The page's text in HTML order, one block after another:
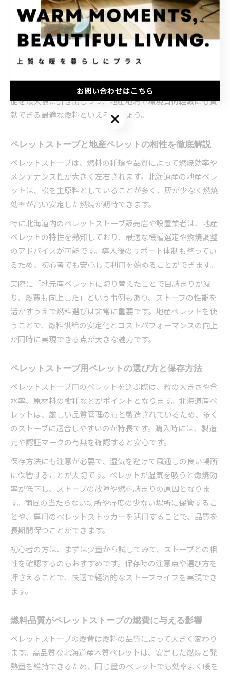
地域経済の活性化にもつながります。道庁や木質ペレット推
進協議会などが積極的に普及活動を行っているため、安心し
て導入検討ができる点も特徴です。実際に地産木質ペレット
いった声が多く寄せられています。
このように、北海道の木質ペレットはペレットストーブの性
能を最大限に引き出しつつ、地産地消や環境負荷軽減にも貢
献できる最適な燃料といえるでしょう。
ペレットストーブと地産ペレットの相性を徹底解説
ペレットストーブは、燃料の種類や品質によって燃焼効率や
メンテナンス性が大きく左右されます。北海道産の地産ペレ
ットは、松を主原料としていることが多く、灰が少なく燃焼
効率が高い安定した燃焼が期待できます。
特に北海道内のペレットストーブ販売店や設置業者は、地産
ペレットの特性を熟知しており、最適な機種選定や燃焼調整
のアドバイスが可能です。導入後のサポート体制も整ってい
るため、初心者でも安心して利用を始めることができます。
実際に「地元産ペレットに切り替えたことで目詰まりが減
り、燃費も向上した」という事例もあり、ストーブの性能を
活かすうえで燃料選びは非常に重要です。地産ペレットを使
うことで、燃料供給の安定化とコストパフォーマンスの向上
が同時に実現できる点が大きな魅力です。
ペレットストーブ用ペレットの選び方と保存方法
ペレットストーブ用のペレットを選ぶ際は、粒の大きさや含
水率、原材料の樹種などがポイントとなります。北海道産ペ
レットは、厳しい品質管理のもと製造されているため、多く
のストーブに適合しやすいのが特長です。購入時には、製造
元や認証マークの有無を確認すると安心です。
保存方法にも注意が必要で、湿気を避けて風通しの良い場所
に保管することが大切です。ペレットが湿気を吸うと燃焼効
率が低下し、ストーブの故障や燃料詰まりの原因となりま
す。雨風の当たらない場所や湿度の少ない場所に保管するこ
とや、専用のペレットストッカーを活用することで、品質を
長期間保つことができます。
初心者の方は、まずは少量から試してみて、ストーブとの相
性を確認するのもおすすめです。保存時の注意点や選び方を
押さえることで、快適で経済的なストーブライフを実現でき
ます。
燃料品質がペレットストーブの燃費に与える影響
ペレットストーブの燃費は燃料の品質によって大きく変わり
ます。高品質な北海道産木質ペレットは、安定した燃焼と発
熱量を維持できるため、同じ量のペレットでも効率よく暖を
お問い合わせはこちら
お問い合わせはこちら